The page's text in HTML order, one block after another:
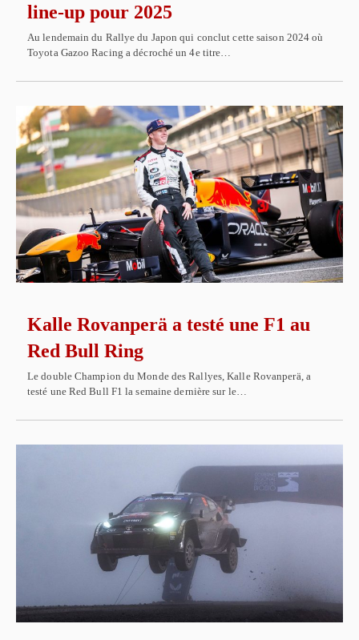
line-up pour 2025
Au lendemain du Rallye du Japon qui conclut cette saison 2024 où
Toyota Gazoo Racing a décroché un 4e titre…
Kalle Rovanperä a testé une F1 au
Red Bull Ring
Le double Champion du Monde des Rallyes, Kalle Rovanperä, a
testé une Red Bull F1 la semaine dernière sur le…